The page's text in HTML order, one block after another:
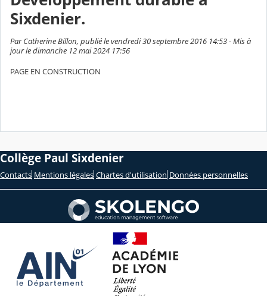
Sixdenier.
Par Catherine Billon, publié le vendredi 30 septembre 2016 14:53 - Mis à
jour le dimanche 12 mai 2024 17:56
PAGE EN CONSTRUCTION
Collège Paul Sixdenier
Contacts Mentions légales Chartes d'utilisation Données personnelles